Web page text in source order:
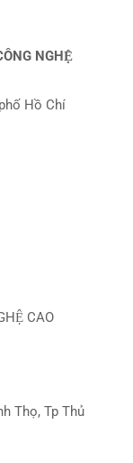
NGHỆ
Hồ Chí
CAO
Thọ, Tp Thủ